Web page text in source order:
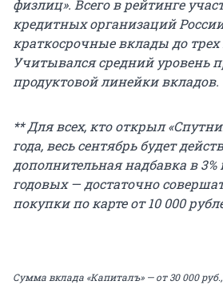
физлиц». Всего в рейтинге
кредитных организаций
краткосрочные вклады до трех
Учитывался средний уровень
продуктовой линейки вкладов.
** Для всех, кто открыл
года, весь сентябрь будет
дополнительная надбавка в 3%
годовых — достаточно
покупки по карте от 10 000
Сумма вклада «Капиталъ» — от30 000